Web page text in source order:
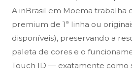
A inBrasil em Moema trabalha
premium de 1ª linha ou
disponíveis), preservando a
paleta de cores e o
Touch ID — exatamente como